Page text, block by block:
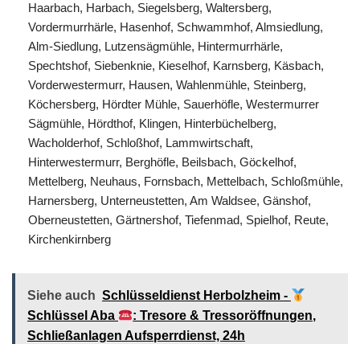
Haarbach, Harbach, Siegelsberg, Waltersberg,
Vordermurrhärle, Hasenhof, Schwammhof, Almsiedlung,
Alm-Siedlung, Lutzensägmühle, Hintermurrhärle,
Spechtshof, Siebenknie, Kieselhof, Karnsberg, Käsbach,
Vorderwestermurr, Hausen, Wahlenmühle, Steinberg,
Köchersberg, Hördter Mühle, Sauerhöfle, Westermurrer
Sägmühle, Hördthof, Klingen, Hinterbüchelberg,
Wacholderhof, Schloßhof, Lammwirtschaft,
Hinterwestermurr, Berghöfle, Beilsbach, Göckelhof,
Mettelberg, Neuhaus, Fornsbach, Mettelbach, Schloßmühle,
Harnersberg, Unterneustetten, Am Waldsee, Gänshof,
Oberneustetten, Gärtnershof, Tiefenmad, Spielhof, Reute,
Kirchenkirnberg
Siehe auch Schlüsseldienst Herbolzheim -
Schlüssel Aba
: Tresore & Tressoröffnungen,
Schließanlagen Aufsperrdienst, 24h